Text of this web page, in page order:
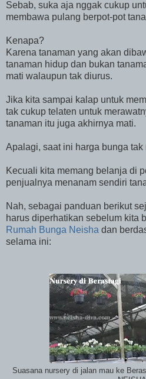
Sebab, suka aja nggak cukup
membawa pulang berpot-pot
Kenapa?
Karena tanaman yang akan
tanaman hidup dan bukan
mati walaupun tak diurus.
Jika kita sampai kalap untuk
tak cukup telaten untuk
tanaman itu juga akhirnya mati.
Apalagi, saat ini harga bunga tak
Kecuali kita memang belanja di
penjualnya menanam sendiri
Nah, sebagai panduan berikut
harus diperhatikan sebelum kita
Rumah Bunga Neisha dan
selama ini:
Suasana nursery di jalan mau ke